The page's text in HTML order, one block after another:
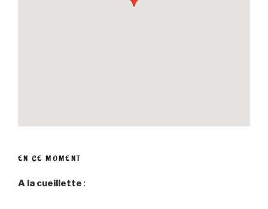
EN CE MOMENT
A la cueillette :